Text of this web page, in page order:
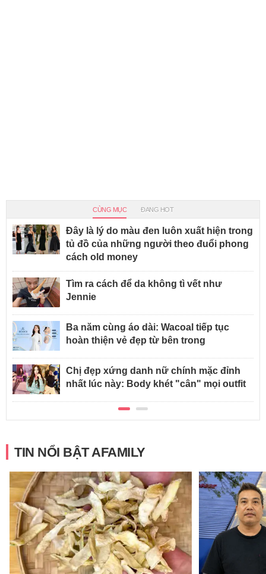
CÙNG MỤC ĐANG HOT
Đây là lý do màu đen luôn xuất hiện trong
tủ đồ của những người theo đuổi phong
cách old money
Tìm ra cách để da không tì vết như
Jennie
Ba năm cùng áo dài: Wacoal tiếp tục
hoàn thiện vẻ đẹp từ bên trong
Chị đẹp xứng danh nữ chính mặc đỉnh
nhất lúc này: Body khét "cân" mọi outfit
TIN NỔI BẬT AFAMILY